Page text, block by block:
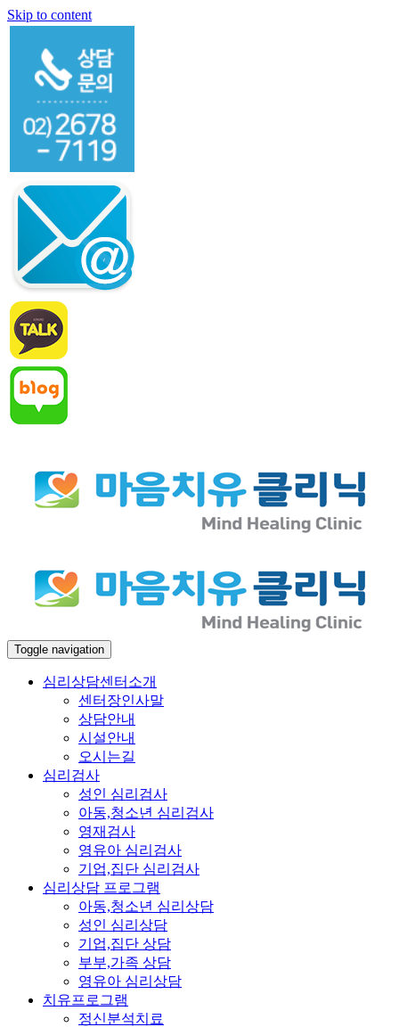
Skip to content
Toggle navigation
심리상담센터소개
센터장인사말
상담안내
시설안내
오시는길
심리검사
성인 심리검사
아동,청소년 심리검사
영재검사
영유아 심리검사
기업,집단 심리검사
심리상담 프로그램
아동,청소년 심리상담
성인 심리상담
기업,집단 상담
부부,가족 상담
영유아 심리상담
치유프로그램
정신분석치료